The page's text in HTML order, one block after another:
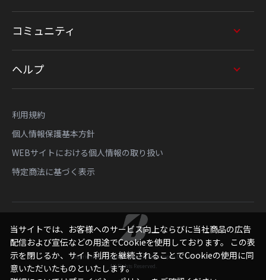
コミュニティ
ヘルプ
利用規約
個人情報保護基本方針
WEBサイトにおける個人情報の取り扱い
特定商法に基づく表示
Copyright © Bridgestone Sports Sales Japan Co., Ltd.
All Rights Reserved.
当サイトでは、お客様へのサービス向上ならびに当社商品の広告
配信および宣伝などの用途でCookieを使用しております。 この表
示を閉じるか、サイト利用を継続されることでCookieの使用に同
意いただいたものといたします。